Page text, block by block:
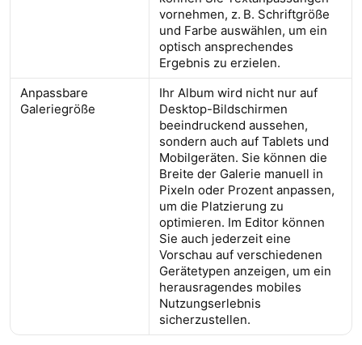
vornehmen, z. B. Schriftgröße
und Farbe auswählen, um ein
optisch ansprechendes
Ergebnis zu erzielen.
Anpassbare
Galeriegröße
Ihr Album wird nicht nur auf
Desktop-Bildschirmen
beeindruckend aussehen,
sondern auch auf Tablets und
Mobilgeräten. Sie können die
Breite der Galerie manuell in
Pixeln oder Prozent anpassen,
um die Platzierung zu
optimieren. Im Editor können
Sie auch jederzeit eine
Vorschau auf verschiedenen
Gerätetypen anzeigen, um ein
herausragendes mobiles
Nutzungserlebnis
sicherzustellen.